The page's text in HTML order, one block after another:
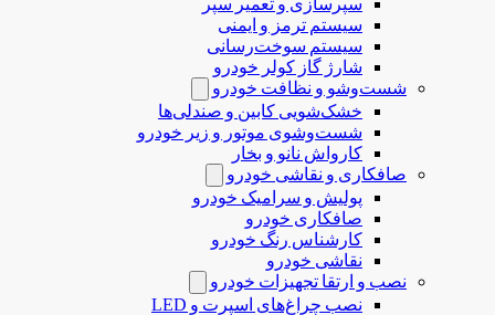
سپرسازی و تعمیر سپر
سیستم ترمز و ایمنی
سیستم سوخت‌رسانی
شارژ گاز کولر خودرو
شست‌وشو و نظافت خودرو
خشک‌شویی کابین و صندلی‌ها
شست‌وشوی موتور و زیر خودرو
کارواش نانو و بخار
صافکاری و نقاشی خودرو
پولیش و سرامیک خودرو
صافکاری خودرو
کارشناس رنگ خودرو
نقاشی خودرو
نصب و ارتقا تجهیزات خودرو
نصب چراغ‌های اسپرت و LED